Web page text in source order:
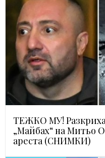
ТЕЖКО МУ!
„Майбах“ на Митьо
ареста (СНИМКИ)